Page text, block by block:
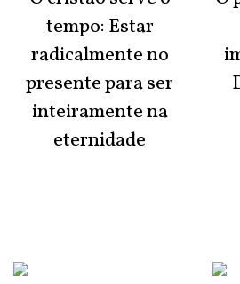
tempo: Estar
radicalmente no
presente para ser
inteiramente na
eternidade